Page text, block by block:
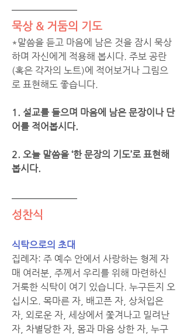
묵상 & 거둠의 기도
*말씀을 듣고 마음에 남은 것을 잠시 묵상
하며 자신에게 적용해 봅시다. 주보 공란
(혹은 각자의 노트)에 적어보거나 그림으
로 표현해도 좋습니다.
1. 설교를 들으며 마음에 남은 문장이나 단
어를 적어봅시다.
2. 오늘 말씀을 ‘한 문장의 기도’로 표현해
봅시다.
성찬식
식탁으로의 초대
집례자: 주 예수 안에서 사랑하는 형제 자
매 여러분, 주께서 우리를 위해 마련하신
거룩한 식탁이 여기 있습니다. 누구든지 오
십시오. 목마른 자, 배고픈 자, 상처입은
자, 외로운 자, 세상에서 쫓겨나고 밀려난
자, 차별당한 자, 몸과 마음 상한 자, 누구